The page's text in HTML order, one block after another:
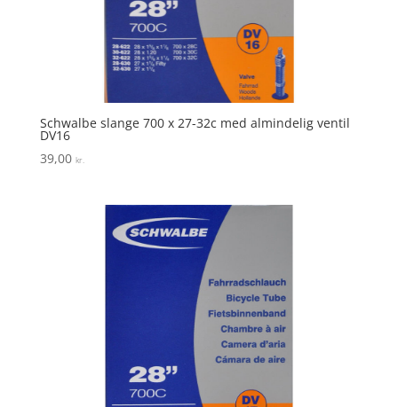
Schwalbe slange 700 x 27-32c med almindelig ventil
DV16
39,00 kr.